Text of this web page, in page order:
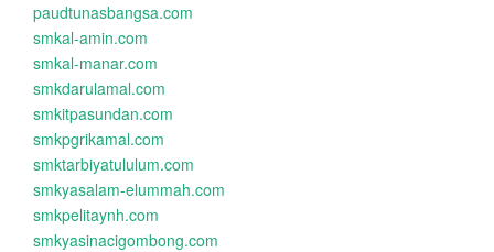
paudtunasbangsa.com
smkal-amin.com
smkal-manar.com
smkdarulamal.com
smkitpasundan.com
smkpgrikamal.com
smktarbiyatululum.com
smkyasalam-elummah.com
smkpelitaynh.com
smkyasinacigombong.com